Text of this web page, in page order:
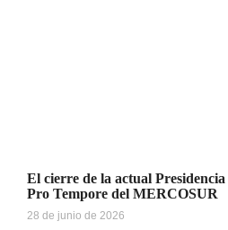
El cierre de la actual Presidencia
Pro Tempore del MERCOSUR
28 de junio de 2026